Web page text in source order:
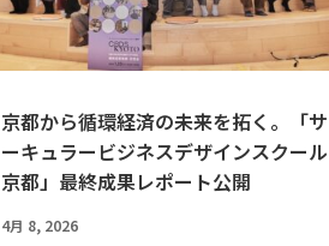
京都から循環経済の未来を拓く。「サ
ーキュラービジネスデザインスクール
京都」最終成果レポート公開
4月 8, 2026